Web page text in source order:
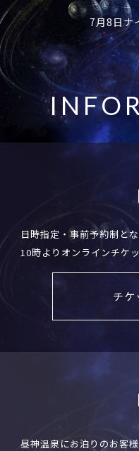
7月8日ナ
INFO
日時指定・事前予約制と
10時よりオンラインチケ
チケ
昼神温泉にお泊りのお客